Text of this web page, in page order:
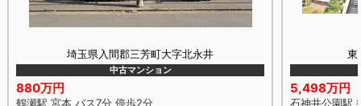
埼玉県入間郡三芳町大字北永井
中古マンション
880万円
鶴瀬駅 宮本 バス7分 停歩2分
東
5,498万円
石神井公園駅